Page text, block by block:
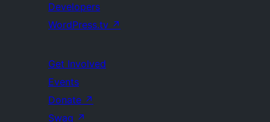
Developers
WordPress.tv ↗
Get Involved
Events
Donate ↗
Swag ↗